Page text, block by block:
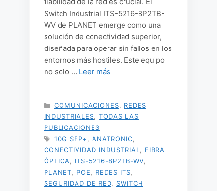
Switch Industrial ITS-5216-8P2TB-
WV de PLANET emerge como una
solución de conectividad superior,
diseñada para operar sin fallos en los
entornos más hostiles. Este equipo
no solo … Leer más
CATEGORÍAS
COMUNICACIONES
REDES
INDUSTRIALES
TODAS LAS
PUBLICACIONES
ETIQUETAS
10G SFP+ ANATRONIC
CONECTIVIDAD INDUSTRIAL
FIBRA
ÓPTICA
ITS-5216-8P2TB-WV
PLANET
POE REDES ITS
SEGURIDAD DE RED
SWITCH